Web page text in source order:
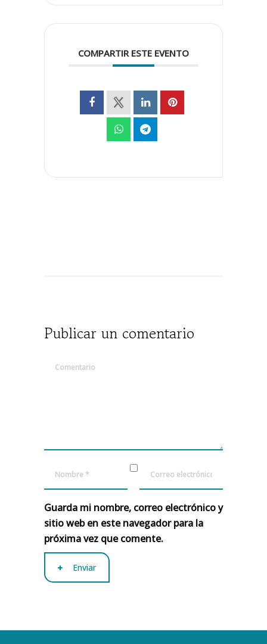
COMPARTIR ESTE EVENTO
Publicar un comentario
Guarda mi nombre, correo electrónico y
sitio web en este navegador para la
próxima vez que comente.
Enviar